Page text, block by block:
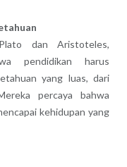
dan Aristoteles,
pendidikan harus
yang luas, dari
percaya bahwa
kehidupan yang